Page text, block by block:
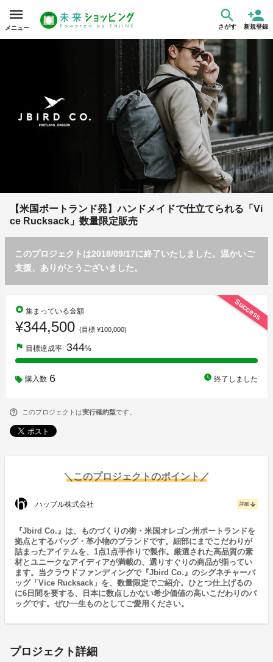
メニュー さがす 新規登録
【米国ポートランド発】ハンドメイドで仕立てられる「Vi
ce Rucksack」数量限定販売
このプロジェクトは2018/09/17に終了いたしました。温かいご
支援、ありがとうございました。
Success
stars 集まっている金額
¥344,500 (目標 ¥100,000)
flag 目標達成率 344%
購入数 6 watch_later 終了しました
このプロジェクトは実行確約型です。
＼このプロジェクトのポイント／
ハッブル株式会社 詳細 arrow_downward
『Jbird Co.』は、ものづくりの街・米国オレゴン州ポートランドを
拠点とするバッグ・革小物のブランドです。細部にまでこだわりが
詰まったアイテムを、1点1点手作りで製作。厳選された高品質の素
材とユニークなアイディアが満載の、選りすぐりの商品が揃ってい
ます。当クラウドファンディングで『Jbird Co.』のシグネチャーバ
ッグ「Vice Rucksack」を、数量限定でご紹介。ひとつ仕上げるの
に6日間を要する、日本に数点しかない希少価値の高いこだわりのバ
ッグです。ぜひ一生ものとしてご愛用ください。
プロジェクト詳細